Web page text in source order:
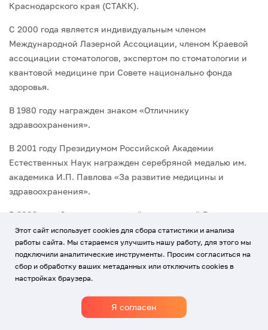
Краснодарского края (СТАКК).
С 2000 года является индивидуальным членом
Международной Лазерной Ассоциации, членом Краевой
ассоциации стоматологов, экспертом по стоматологии и
квантовой медицине при Совете национально фонда
здоровья.
В 1980 году награжден знаком «Отличнику
здравоохранения».
В 2001 году Президиумом Российской Академии
Естественных Наук награжден серебряной медалью им.
академика И.П. Павлова «За развитие медицины и
здравоохранения».
В 2003 году Стоматологической ассоциацией России
решением совета СтАР награждён медалью «Отличник
стоматологии» I степени.
В 2006 году награждён медалью за большой вклад в
развитие лазерной медицины в Российской Федерации и
в связи с 20-летием со дня образования ФГУ «ГНЦ
лазерной медицины Росздрава».
Этот сайт использует cookies для сбора статистики и анализа
работы сайта. Мы стараемся улучшить нашу работу, для этого мы
подключили аналитические инструменты. Просим согласиться на
сбор и обработку ваших метаданных или отключить cookies в
настройках браузера.
Я согласен